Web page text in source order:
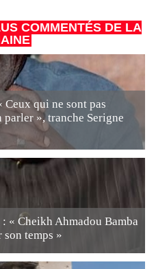
COMMENTÉS DE LA
Ceux qui ne sont pas
», tranche Serigne
« Cheikh Ahmadou Bamba
son temps »